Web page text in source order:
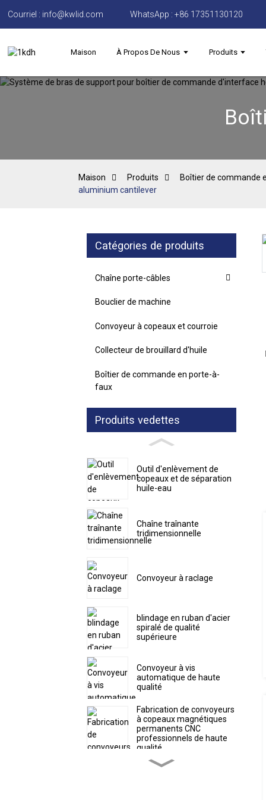
Courriel : info@kwlid.com WhatsApp : +86 17351130120
Maison À Propos De Nous Produits
Maison Produits Boîtier de commande
aluminium cantilever
Catégories de produits
Chaîne porte-câbles
Bouclier de machine
Convoyeur à copeaux et courroie
Collecteur de brouillard d'huile
Boîtier de commande en porte-à-
faux
Produits vedettes
Outil d'enlèvement de
copeaux et de séparation
huile-eau
Chaîne traînante
tridimensionnelle
Convoyeur à raclage
blindage en ruban d'acier
spiralé de qualité
supérieure
Convoyeur à vis
automatique de haute
qualité
Fabrication de convoyeurs
à copeaux magnétiques
permanents CNC
professionnels de haute
qualité
Convoyeur à copeaux à